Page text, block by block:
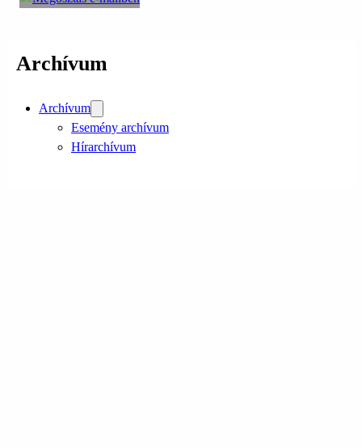
Archívum
Archívum
Esemény archívum
Hírarchívum